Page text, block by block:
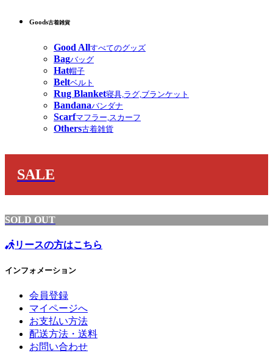
Goods古着雑貨
Good Allすべてのグッズ
Bagバッグ
Hat帽子
Beltベルト
Rug Blanket寝具,ラグ,ブランケット
Bandanaバンダナ
Scarfマフラー,スカーフ
Others古着雑貨
SALE
SOLD OUT
リースの方はこちら
インフォメーション
会員登録
マイページへ
お支払い方法
配送方法・送料
お問い合わせ